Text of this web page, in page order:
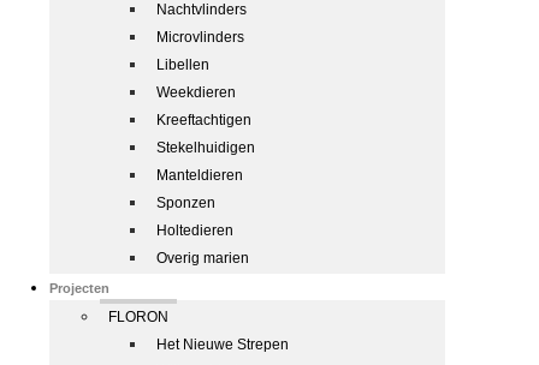
Nachtvlinders
Microvlinders
Libellen
Weekdieren
Kreeftachtigen
Stekelhuidigen
Manteldieren
Sponzen
Holtedieren
Overig marien
Projecten
FLORON
Het Nieuwe Strepen